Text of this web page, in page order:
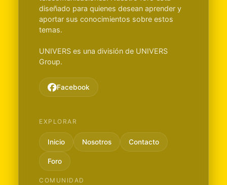
diseñado para quienes desean aprender y
aportar sus conocimientos sobre estos
temas.
UNIVERS es una división de UNIVERS
Group.
Facebook
EXPLORAR
Inicio Nosotros Contacto
Foro
COMUNIDAD